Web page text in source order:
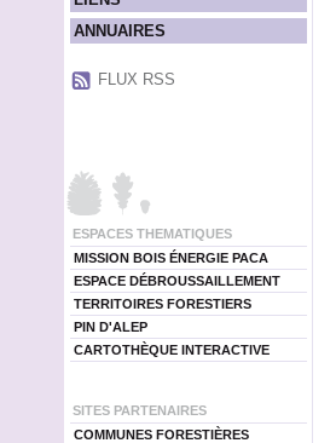
ANNUAIRES
FLUX RSS
ESPACES THEMATIQUES
MISSION BOIS ÉNERGIE PACA
ESPACE DÉBROUSSAILLEMENT
TERRITOIRES FORESTIERS
PIN D'ALEP
CARTOTHÈQUE INTERACTIVE
SITES PARTENAIRES
COMMUNES FORESTIÈRES